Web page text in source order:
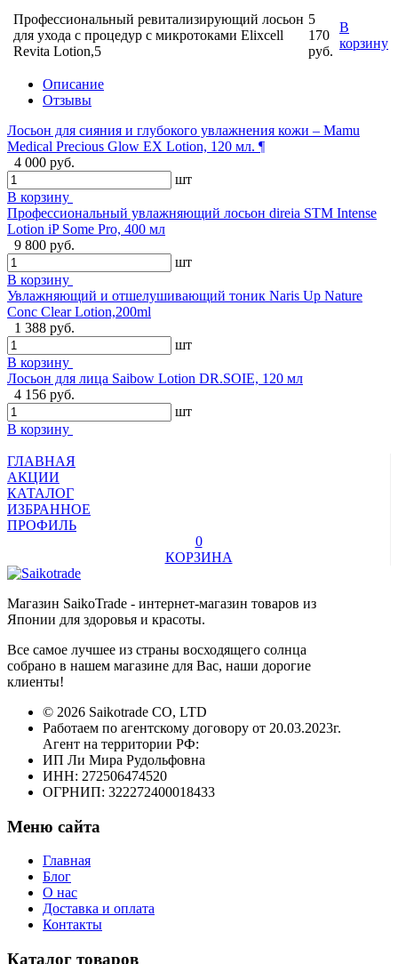
Профессиональный ревитализирующий лосьон
для ухода с процедур с микротоками Elixcell
Revita Lotion,5
5
170
руб.
В
корзину
Описание
Отзывы
Лосьон для сияния и глубокого увлажнения кожи – Mamu
Medical Precious Glow EX Lotion, 120 мл. ¶
4 000 руб.
шт
В корзину
Профессиональный увлажняющий лосьон direia STM Intense
Lotion iP Some Pro, 400 мл
9 800 руб.
шт
В корзину
Увлажняющий и отшелушивающий тоник Naris Up Nature
Conc Clear Lotion,200ml
1 388 руб.
шт
В корзину
Лосьон для лица Saibow Lotion DR.SOIE, 120 мл
4 156 руб.
шт
В корзину
ГЛАВНАЯ
АКЦИИ
КАТАЛОГ
ИЗБРАННОЕ
ПРОФИЛЬ
0
КОРЗИНА
Магазин SaikoTrade - интернет-магазин товаров из
Японии для здоровья и красоты.
Все самое лучшее из страны восходящего солнца
собрано в нашем магазине для Вас, наши дорогие
клиенты!
© 2026 Saikotrade CO, LTD
Работаем по агентскому договору от 20.03.2023г.
Агент на территории РФ:
ИП Ли Мира Рудольфовна
ИНН: 272506474520
ОГРНИП: 322272400018433
Меню сайта
Главная
Блог
О нас
Доставка и оплата
Контакты
Каталог товаров